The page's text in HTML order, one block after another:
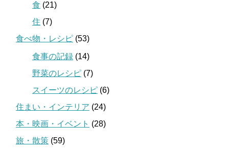
食 (21)
住 (7)
食べ物・レシピ (53)
食事の記録 (14)
野菜のレシピ (7)
スイーツのレシピ (6)
住まい・インテリア (24)
本・映画・イベント (28)
旅・散策 (59)